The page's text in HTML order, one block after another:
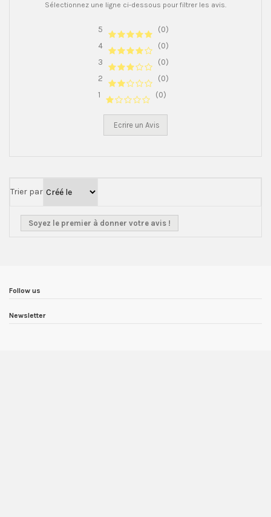
Sélectionnez une ligne ci-dessous pour filtrer les avis.
5
(0)
4
(0)
3
(0)
2
(0)
1
(0)
Ecrire un Avis
Trier par
Soyez le premier à donner votre avis !
Follow us
Newsletter